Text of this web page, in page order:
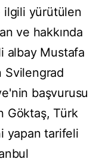
ilgili yürütülen
ve hakkında
albay Mustafa
Svilengrad
başvurusu
Göktaş, Türk
yapan tarifeli